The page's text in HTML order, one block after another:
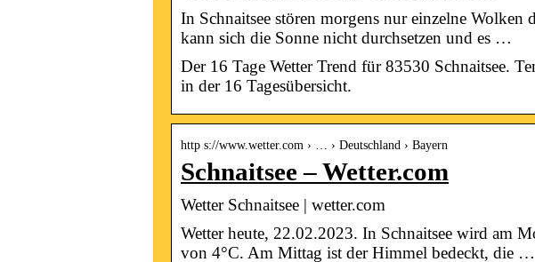
In Schnaitsee stören morgens nur einzelne
kann sich die Sonne nicht durchsetzen und es …
Der 16 Tage Wetter Trend für 83530 Schnaitsee.
in der 16 Tagesübersicht.
http s://www.wetter.com › … › Deutschland › Bayern
Schnaitsee – Wetter.com
Wetter Schnaitsee | wetter.com
Wetter heute, 22.02.2023. In Schnaitsee wird am
von 4°C. Am Mittag ist der Himmel bedeckt, die …